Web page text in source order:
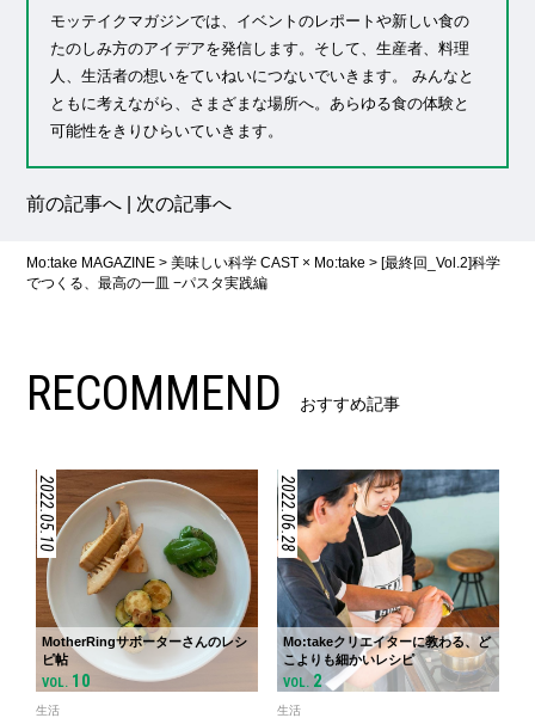
モッテイクマガジンでは、イベントのレポートや新しい食の
たのしみ方のアイデアを発信します。そして、生産者、料理
人、生活者の想いをていねいにつないでいきます。 みんなと
ともに考えながら、さまざまな場所へ。あらゆる食の体験と
可能性をきりひらいていきます。
前の記事へ 次の記事へ
Mo:take MAGAZINE >美味しい科学 CAST × Mo:take > [最終回_Vol.2]科学
でつくる、最高の一皿 −パスタ実践編
RECOMMEND おすすめ記事
2022.05.10
MotherRingサポーターさんのレシ
ピ帖
VOL. 10
生活
2022.06.28
Mo:takeクリエイターに教わる、ど
こよりも細かいレシピ
VOL. 2
生活